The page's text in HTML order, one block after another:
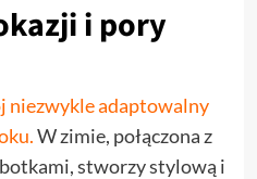
i pory
niezwykle adaptowalny
W zimie, połączona z
stworzy stylową i